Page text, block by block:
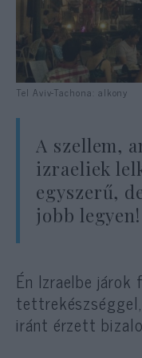
Tel Aviv-Tachona: alkony
A szellem,
izraeliek
egyszerű,
jobb legyen!
Én Izraelbe
iránt érzett